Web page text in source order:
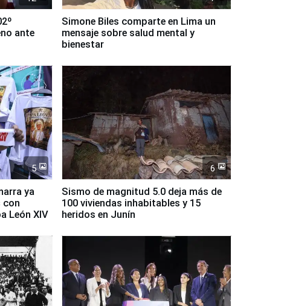
ante
Simone Biles comparte en Lima un
mensaje sobre salud mental y
bienestar
5
ya
con
León XIV
6
Sismo de magnitud 5.0 deja más de
100 viviendas inhabitables y 15
heridos en Junín